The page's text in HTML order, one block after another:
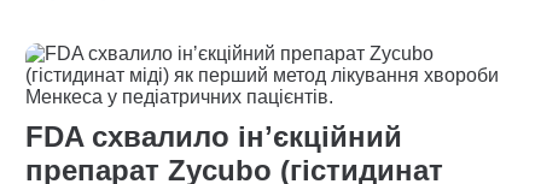
FDA схвалило інʼєкційний
препарат Zycubo (гістидинат